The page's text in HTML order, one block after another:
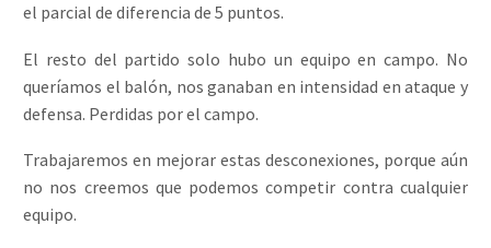
el parcial de diferencia de 5 puntos.
El resto del partido solo hubo un equipo en campo. No
queríamos el balón, nos ganaban en intensidad en ataque y
defensa. Perdidas por el campo.
Trabajaremos en mejorar estas desconexiones, porque aún
no nos creemos que podemos competir contra cualquier
equipo.